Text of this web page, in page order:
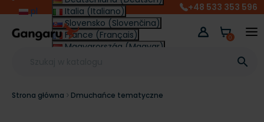
pl
Italia (Italiano)
Slovensko (Slovenčina)
France (Français)
Magyarország (Magyar)
+48 533 353 596

0
Strona główna Dmuchańce tematyczne